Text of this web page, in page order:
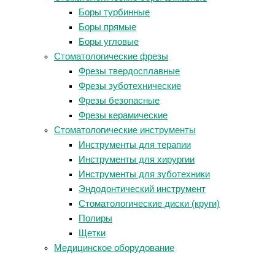
Боры турбинные
Боры прямые
Боры угловые
Стоматологические фрезы
Фрезы твердосплавные
Фрезы зуботехнические
Фрезы безопасные
Фрезы керамические
Стоматологические инструменты
Инструменты для терапии
Инструменты для хирургии
Инструменты для зуботехники
Эндодонтический инструмент
Стоматологические диски (круги)
Полиры
Щетки
Медицинское оборудование